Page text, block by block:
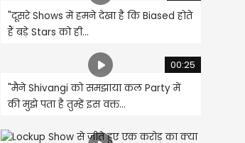
"दूसरे Shows में हमने देखा है कि Biased होते
हैं बड़े Stars को ही...
00:25
"मैने Shivangi को समझाया कल Party में
की मुझे पता है तुम्हें इस वक्त...